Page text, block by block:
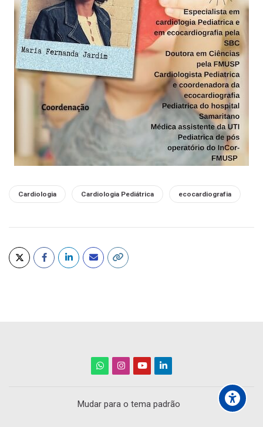
Tags:Cardiologia Cardiologia Pediátrica ecocardiografia
Mudar para o tema padrão